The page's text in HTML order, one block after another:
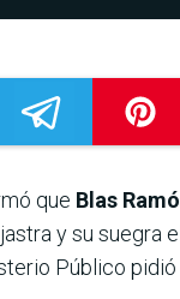
que Blas
y su suegra
Público